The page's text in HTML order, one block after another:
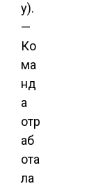
y).
—
Ко
ма
нд
а
отр
аб
ота
ла